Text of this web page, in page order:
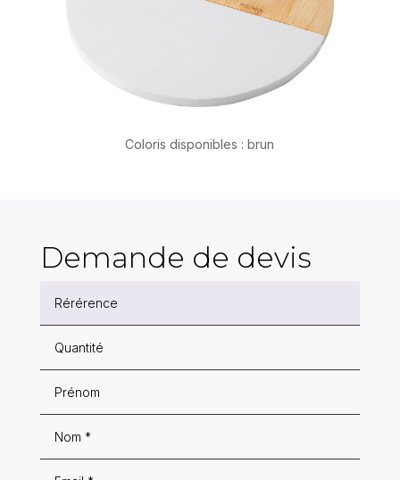
Coloris disponibles : brun
Demande de devis